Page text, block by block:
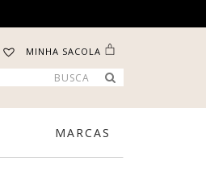
MINHA SACOLA
MARCAS